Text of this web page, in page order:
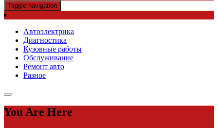
Toggle navigation
Автоэлектрика
Диагностика
Кузовные работы
Обслуживание
Ремонт авто
Разное
You Are Here